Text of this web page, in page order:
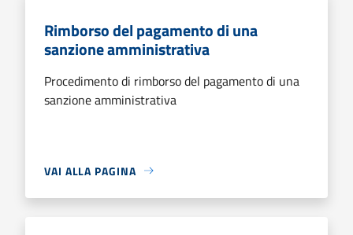
Rimborso del pagamento di una
sanzione amministrativa
Procedimento di rimborso del pagamento di una
sanzione amministrativa
VAI ALLA PAGINA